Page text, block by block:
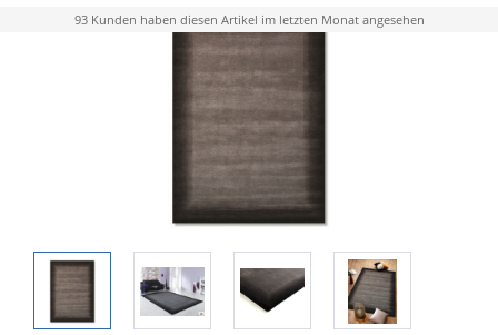
93 Kunden haben diesen Artikel im letzten Monat angesehen